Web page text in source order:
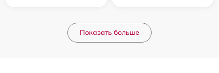
Показать больше